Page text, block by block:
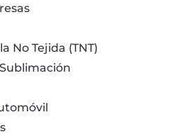
No Tejida (TNT)